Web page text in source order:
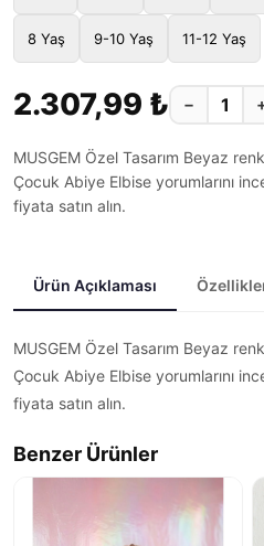
8 Yaş 9-10 Yaş 11-12 Yaş
2.307,99 ₺ −
MUSGEM Özel Tasarım Beyaz
Çocuk Abiye Elbise yorumlarını
fiyata satın alın.
Ürün Açıklaması
MUSGEM Özel Tasarım Beyaz
Çocuk Abiye Elbise yorumlarını
fiyata satın alın.
Benzer Ürünler